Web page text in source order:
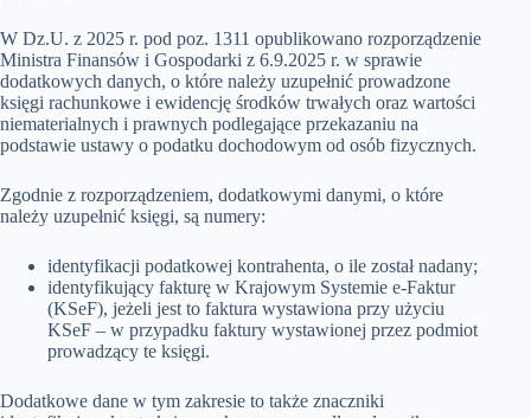
W Dz.U. z 2025 r. pod poz. 1311 opublikowano rozporządzenie
Ministra Finansów i Gospodarki z 6.9.2025 r. w sprawie
dodatkowych danych, o które należy uzupełnić prowadzone
księgi rachunkowe i ewidencję środków trwałych oraz wartości
niematerialnych i prawnych podlegające przekazaniu na
podstawie ustawy o podatku dochodowym od osób fizycznych.
Zgodnie z rozporządzeniem, dodatkowymi danymi, o które
należy uzupełnić księgi, są numery:
identyfikacji podatkowej kontrahenta, o ile został nadany;
identyfikujący fakturę w Krajowym Systemie e-Faktur
(KSeF), jeżeli jest to faktura wystawiona przy użyciu
KSeF – w przypadku faktury wystawionej przez podmiot
prowadzący te księgi.
Dodatkowe dane w tym zakresie to także znaczniki